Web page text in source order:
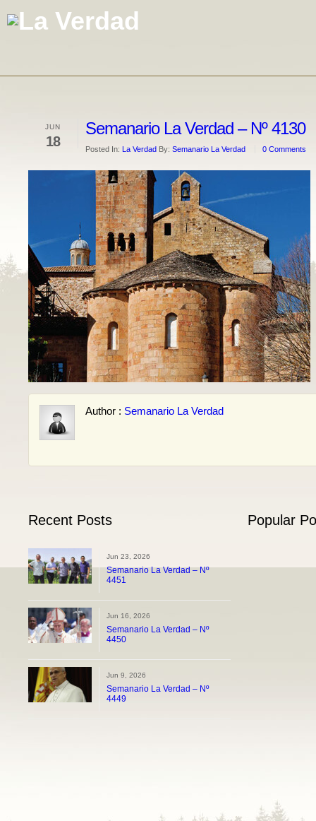
JUN
18
Semanario La Verdad – Nº 4130
Posted In: La Verdad By: Semanario La Verdad 0 Comments
Author : Semanario La Verdad
Recent Posts
Jun 23, 2026
Semanario La Verdad – Nº
4451
Jun 16, 2026
Semanario La Verdad – Nº
4450
Jun 9, 2026
Semanario La Verdad – Nº
4449
Popular